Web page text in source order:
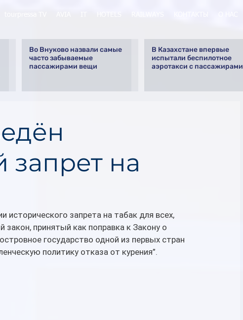
Во Внуково назвали самые
часто забываемые
пассажирами вещи
В Казахстане впервые
испытали беспилотное
аэротакси с пассажирами
запрет на
запрета на табак для всех,
принятый как поправка к Закону о
государство одной из первых стран
политику отказа от курения”.